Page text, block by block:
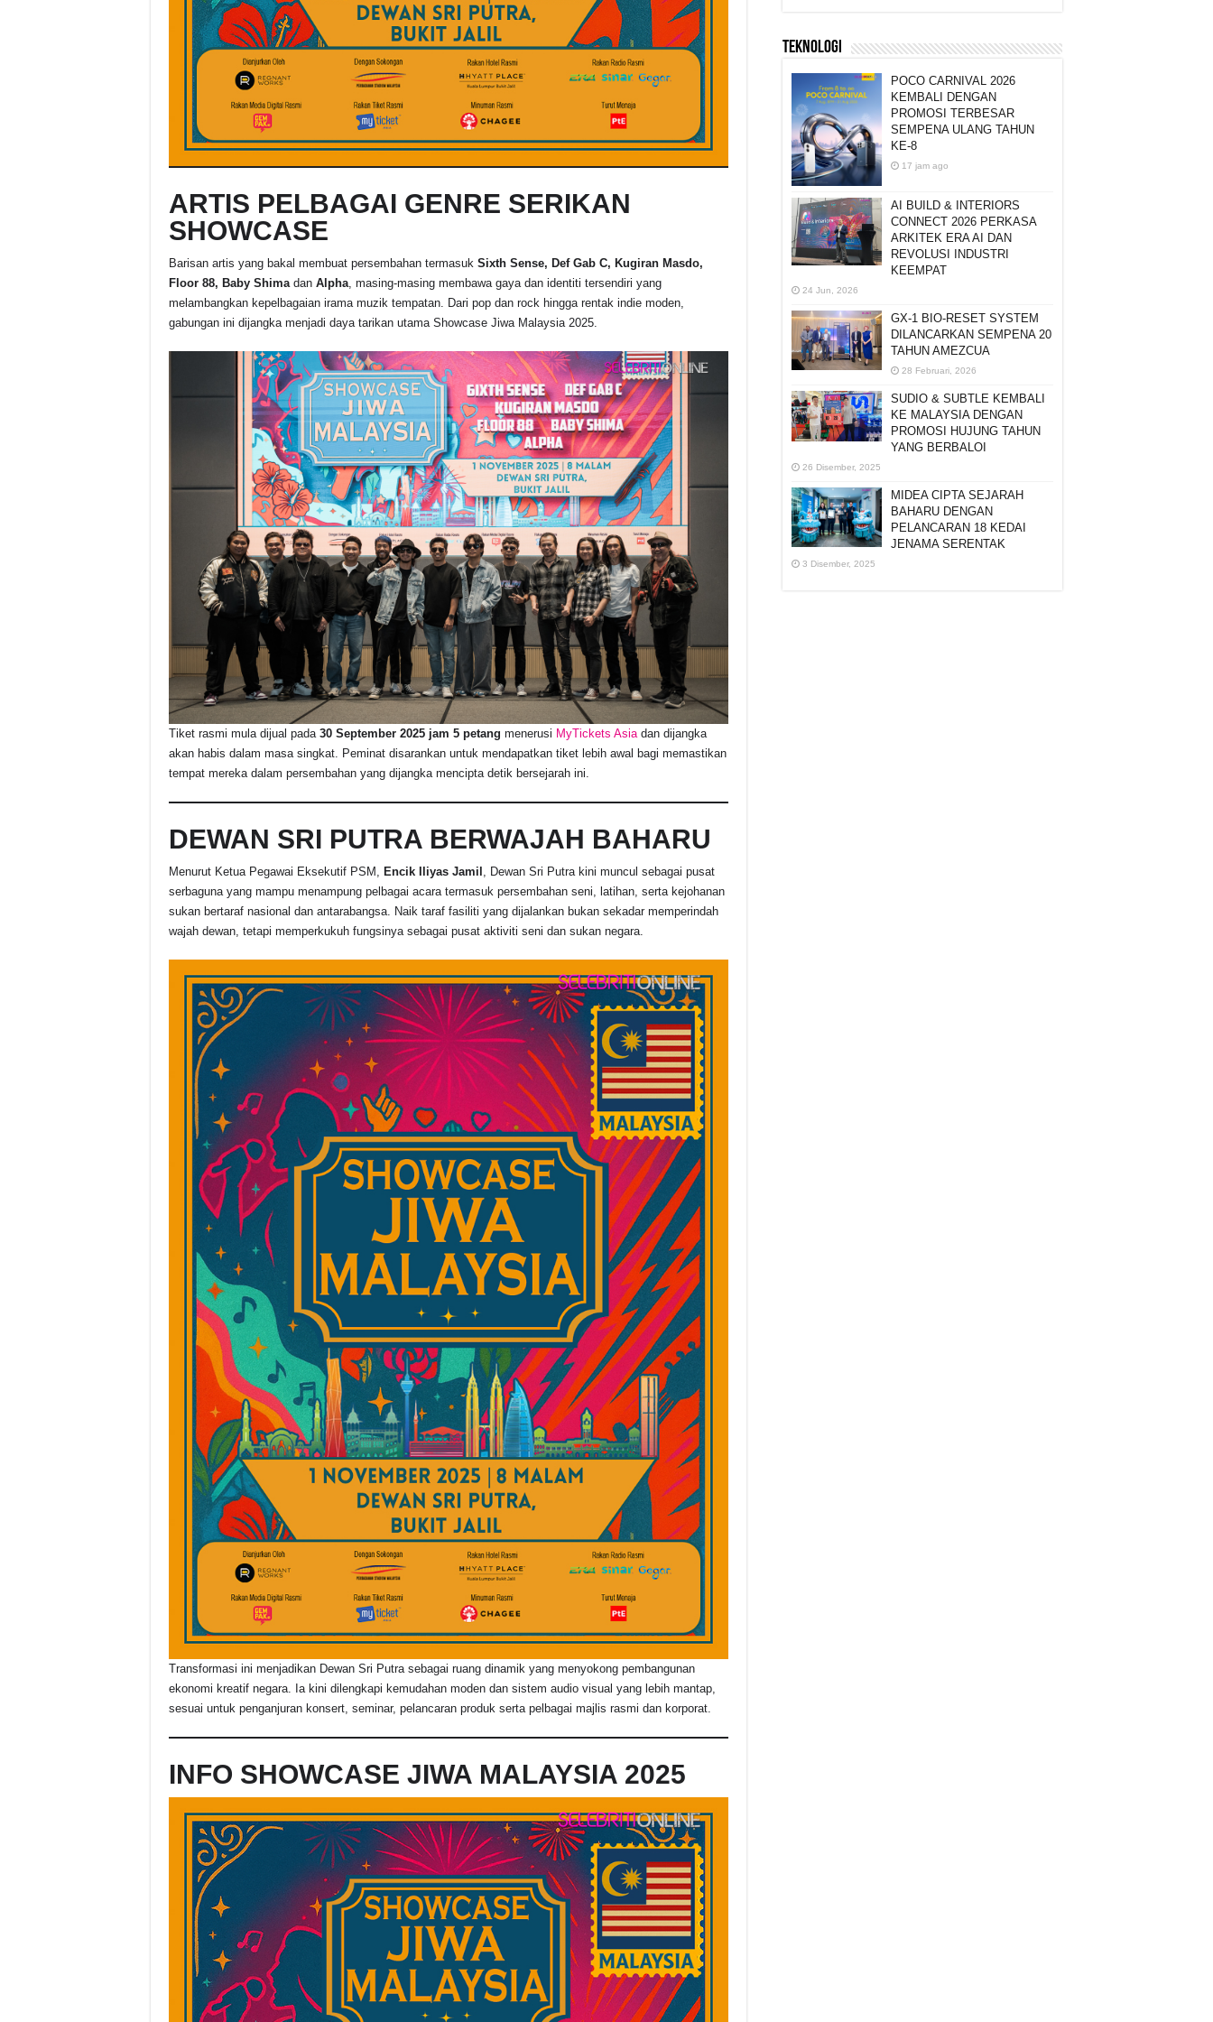
ARTIS PELBAGAI GENRE SERIKAN
SHOWCASE
Barisan artis yang bakal membuat persembahan termasuk Sixth Sense, Def Gab C, Kugiran Masdo,
Floor 88, Baby Shima dan Alpha , masing-masing membawa gaya dan identiti tersendiri yang
melambangkan kepelbagaian irama muzik tempatan. Dari pop dan rock hingga rentak indie moden,
gabungan ini dijangka menjadi daya tarikan utama Showcase Jiwa Malaysia 2025.
Tiket rasmi mula dijual pada 30 September 2025 jam 5 petang menerusi MyTickets Asia dan dijangka
akan habis dalam masa singkat. Peminat disarankan untuk mendapatkan tiket lebih awal bagi memastikan
tempat mereka dalam persembahan yang dijangka mencipta detik bersejarah ini.
DEWAN SRI PUTRA BERWAJAH BAHARU
Menurut Ketua Pegawai Eksekutif PSM, Encik Iliyas Jamil
, Dewan Sri Putra kini muncul sebagai pusat
serbaguna yang mampu menampung pelbagai acara termasuk persembahan seni, latihan, serta kejohanan
sukan bertaraf nasional dan antarabangsa. Naik taraf fasiliti yang dijalankan bukan sekadar memperindah
wajah dewan, tetapi memperkukuh fungsinya sebagai pusat aktiviti seni dan sukan negara.
Transformasi ini menjadikan Dewan Sri Putra sebagai ruang dinamik yang menyokong pembangunan
ekonomi kreatif negara. Ia kini dilengkapi kemudahan moden dan sistem audio visual yang lebih mantap,
sesuai untuk penganjuran konsert, seminar, pelancaran produk serta pelbagai majlis rasmi dan korporat.
INFO SHOWCASE JIWA MALAYSIA 2025
TEKNOLOGI
POCO CARNIVAL 2026
KEMBALI DENGAN
PROMOSI TERBESAR
SEMPENA ULANG TAHUN
KE-8
17 jam ago
AI BUILD & INTERIORS
CONNECT 2026 PERKASA
ARKITEK ERA AI DAN
REVOLUSI INDUSTRI
KEEMPAT
24 Jun, 2026
GX-1 BIO-RESET SYSTEM
DILANCARKAN SEMPENA 20
TAHUN AMEZCUA
28 Februari, 2026
SUDIO & SUBTLE KEMBALI
KE MALAYSIA DENGAN
PROMOSI HUJUNG TAHUN
YANG BERBALOI
26 Disember, 2025
MIDEA CIPTA SEJARAH
BAHARU DENGAN
PELANCARAN 18 KEDAI
JENAMA SERENTAK
3 Disember, 2025